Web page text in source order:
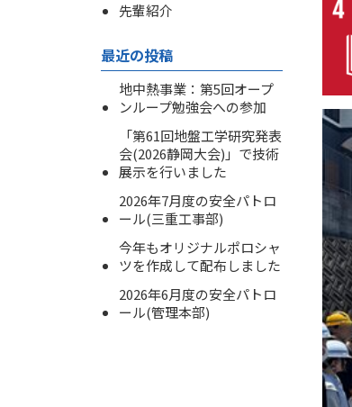
先輩紹介
最近の投稿
地中熱事業：第5回オープ
ンループ勉強会への参加
「第61回地盤工学研究発表
会(2026静岡大会)」で技術
展示を行いました
2026年7月度の安全パトロ
ール(三重工事部)
今年もオリジナルポロシャ
ツを作成して配布しました
2026年6月度の安全パトロ
ール(管理本部)